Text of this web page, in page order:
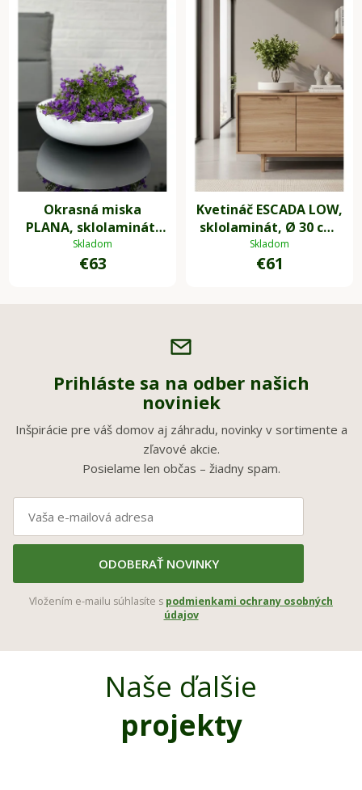
Okrasná miska
PLANA, sklolaminát,
9xØ34 cm, biela
Skladom
€63
Kvetináč ESCADA LOW,
sklolaminát, Ø 30 cm,
biela
Skladom
€61
Prihláste sa na odber našich
noviniek
Inšpirácie pre váš domov aj záhradu, novinky v sortimente a
zľavové akcie.
Posielame len občas – žiadny spam.
ODOBERAŤ NOVINKY
Vložením e-mailu súhlasíte s podmienkami ochrany osobných
údajov
Naše ďalšie
projekty